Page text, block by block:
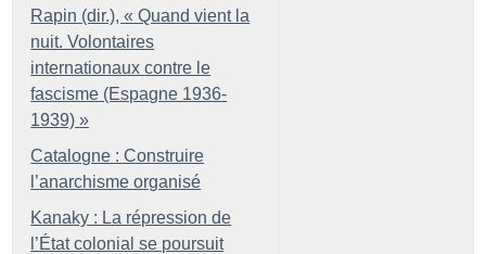
Rapin (dir.), « Quand vient la
nuit. Volontaires
internationaux contre le
fascisme (Espagne 1936-
1939) »
Catalogne : Construire
l’anarchisme organisé
Kanaky : La répression de
l’État colonial se poursuit